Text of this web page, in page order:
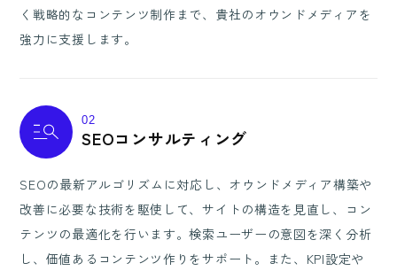
く戦略的なコンテンツ制作まで、貴社のオウンドメディアを
強力に支援します。
02
SEOコンサルティング
SEOの最新アルゴリズムに対応し、オウンドメディア構築や
改善に必要な技術を駆使して、サイトの構造を見直し、コン
テンツの最適化を行います。検索ユーザーの意図を深く分析
し、価値あるコンテンツ作りをサポート。また、KPI設定や